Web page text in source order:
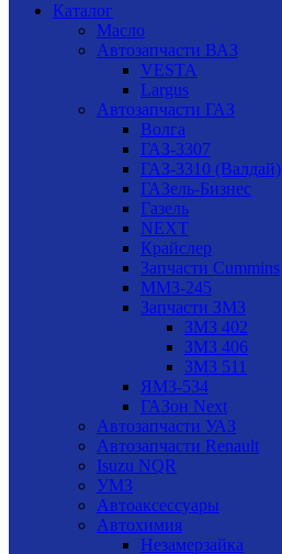
Каталог
Масло
Автозапчасти ВАЗ
VESTA
Largus
Автозапчасти ГАЗ
Волга
ГАЗ-3307
ГАЗ-3310 (Валдай)
ГАЗель-Бизнес
Газель
NEXT
Крайслер
Запчасти Cummins
ММЗ-245
Запчасти ЗМЗ
ЗМЗ 402
ЗМЗ 406
ЗМЗ 511
ЯМЗ-534
ГАЗон Next
Автозапчасти УАЗ
Автозапчасти Renault
Isuzu NQR
УМЗ
Автоаксессуары
Автохимия
Незамерзайка